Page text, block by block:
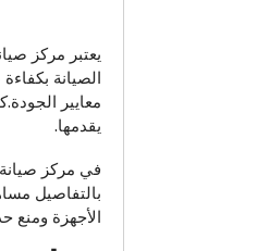
يعتبر مركز
الصيانة
معايير
يقدمها.
في مركز صيانة
بالتفاصيل
الأجهزة ومنع